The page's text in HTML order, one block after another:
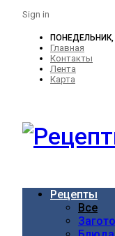
Sign in
ПОНЕДЕЛЬНИК,
Главная
Контакты
Лента
Карта
Рецепты
Все